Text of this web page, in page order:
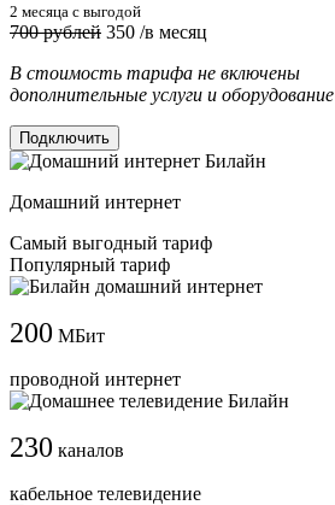
2 месяца с выгодой
700 рублей 350 /в месяц
В стоимость тарифа не включены
дополнительные услуги и оборудование
Подключить
Домашний интернет
Самый выгодный тариф
Популярный тариф
200 МБит
проводной интернет
230 каналов
кабельное телевидение